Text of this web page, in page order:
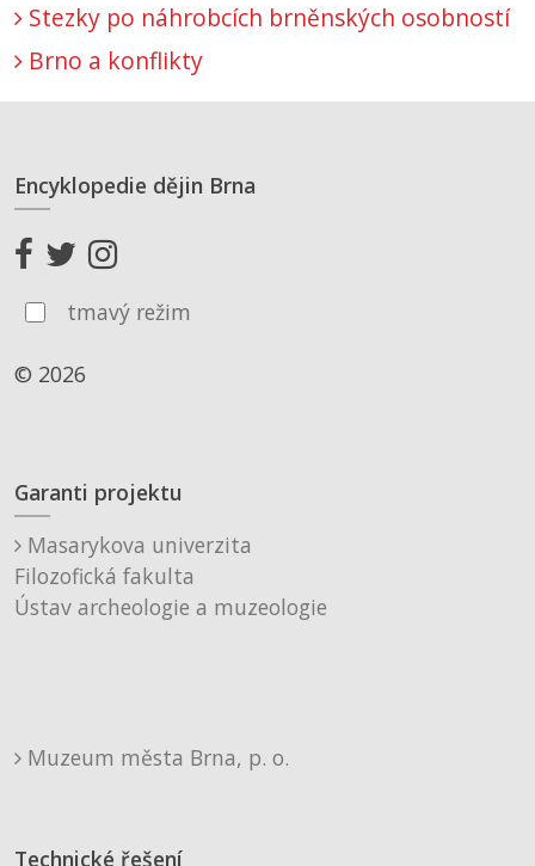
Stezky po náhrobcích brněnských osobností
Brno a konflikty
Encyklopedie dějin Brna
tmavý režim
© 2026
Garanti projektu
Masarykova univerzita
Filozofická fakulta
Ústav archeologie a muzeologie
Muzeum města Brna, p. o.
Technické řešení